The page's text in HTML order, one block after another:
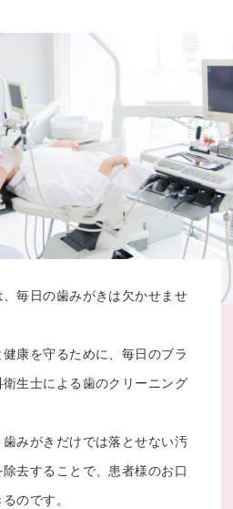
毎日の歯みがきは欠かせませ
康を守るために、毎日のブラ
生士による歯のクリーニング
みがきだけでは落とせない汚
去することで、患者様のお口
のです。